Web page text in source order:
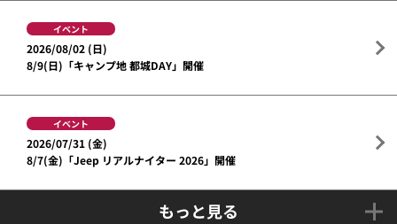
イベント
2026/08/02 (日)
8/9(日)「キャンプ地 都城DAY」開催
イベント
2026/07/31 (金)
8/7(金)「Jeep リアルナイター 2026」開催
もっと見る